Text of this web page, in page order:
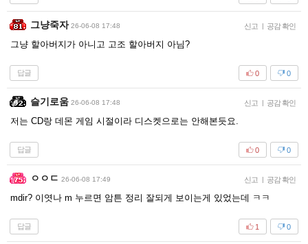
그냥죽자 26-06-08 17:48 신고 | 공감 확인
그냥 할아버지가 아니고 고조 할아버지 아님?
답글 0
0
슬기로움 26-06-08 17:48 신고 | 공감 확인
저는 CD랑 데몬 게임 시절이라 디스켓으로는 안해본듯요.
답글 0
0
ㅇㅇㄷ 26-06-08 17:49 신고 | 공감 확인
mdir? 이엿나 m 누르면 암튼 정리 잘되게 보이는게 있었는데 ㅋㅋ
답글 0
1